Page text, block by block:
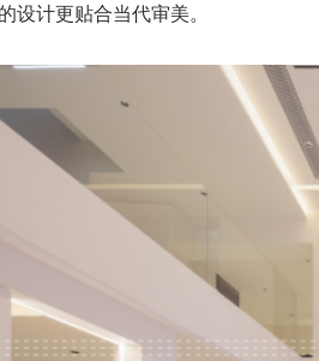
设计更贴合当代审美。